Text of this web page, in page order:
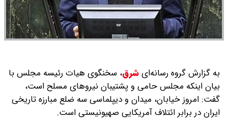
به گزارش گروه رسانه‌ایشرق، سخنگوی هیات رئیسه مجلس با
بیان اینکه مجلس حامی و پشتیبان نیروهای مسلح است،
گفت: امروز خیابان، میدان و دیپلماسی سه ضلع مبارزه تاریخی
ایران در برابر ائتلاف آمریکایی صهیونیستی است.